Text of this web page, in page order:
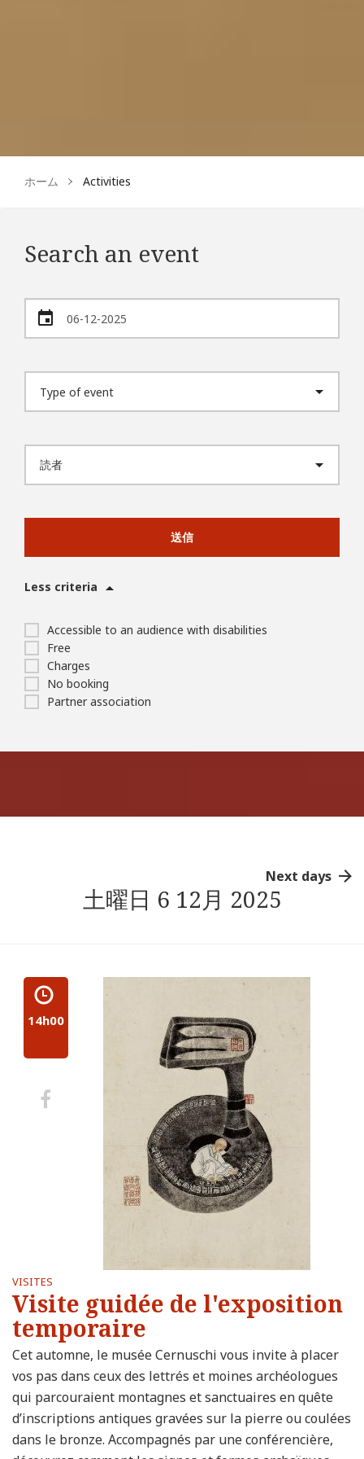
ホーム Activities
Search an event
送信
Less criteria
Accessible to an audience with disabilities
Free
Charges
No booking
Partner association
Next days
土曜日 6 12月 2025
14h00
Facebook
VISITES
Visite guidée de l'exposition
temporaire
Cet automne, le musée Cernuschi vous invite à placer
vos pas dans ceux des lettrés et moines archéologues
qui parcouraient montagnes et sanctuaires en quête
d’inscriptions antiques gravées sur la pierre ou coulées
dans le bronze. Accompagnés par une conférencière,